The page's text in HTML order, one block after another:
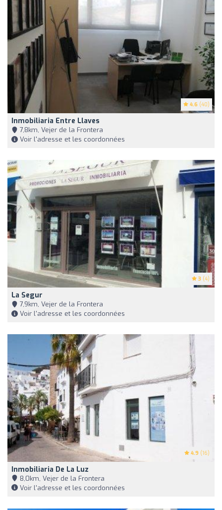
4.6 (40)
Inmobiliaria Entre Llaves
7,8km, Vejer de la Frontera
Voir l'adresse et les coordonnées
3 (4)
La Segur
7,9km, Vejer de la Frontera
Voir l'adresse et les coordonnées
4.9 (16)
Inmobiliaria De La Luz
8,0km, Vejer de la Frontera
Voir l'adresse et les coordonnées